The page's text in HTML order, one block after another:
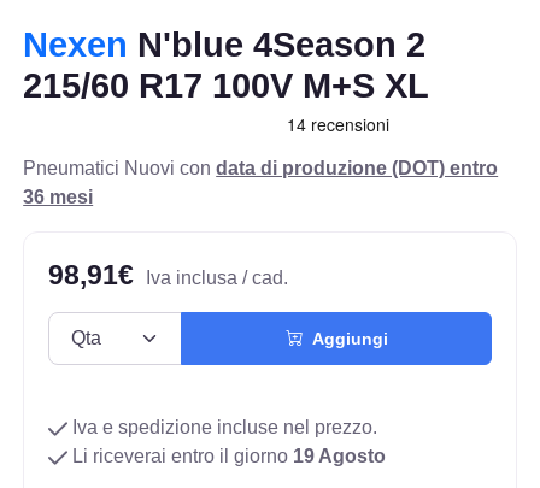
Nexen N'blue 4Season 2
215/60 R17 100V M+S XL
Pneumatici Nuovi condata di produzione (DOT) entro
36 mesi
98,91€ Iva inclusa / cad.
Aggiungi
Iva e spedizione incluse nel prezzo.
Li riceverai entro il giorno 19 Agosto